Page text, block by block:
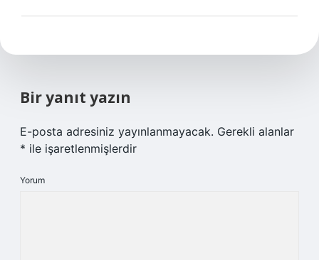
Bir yanıt yazın
E-posta adresiniz yayınlanmayacak. Gerekli alanlar
* ile işaretlenmişlerdir
Yorum